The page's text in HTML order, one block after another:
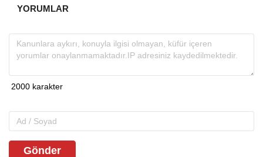
YORUMLAR
Gönder